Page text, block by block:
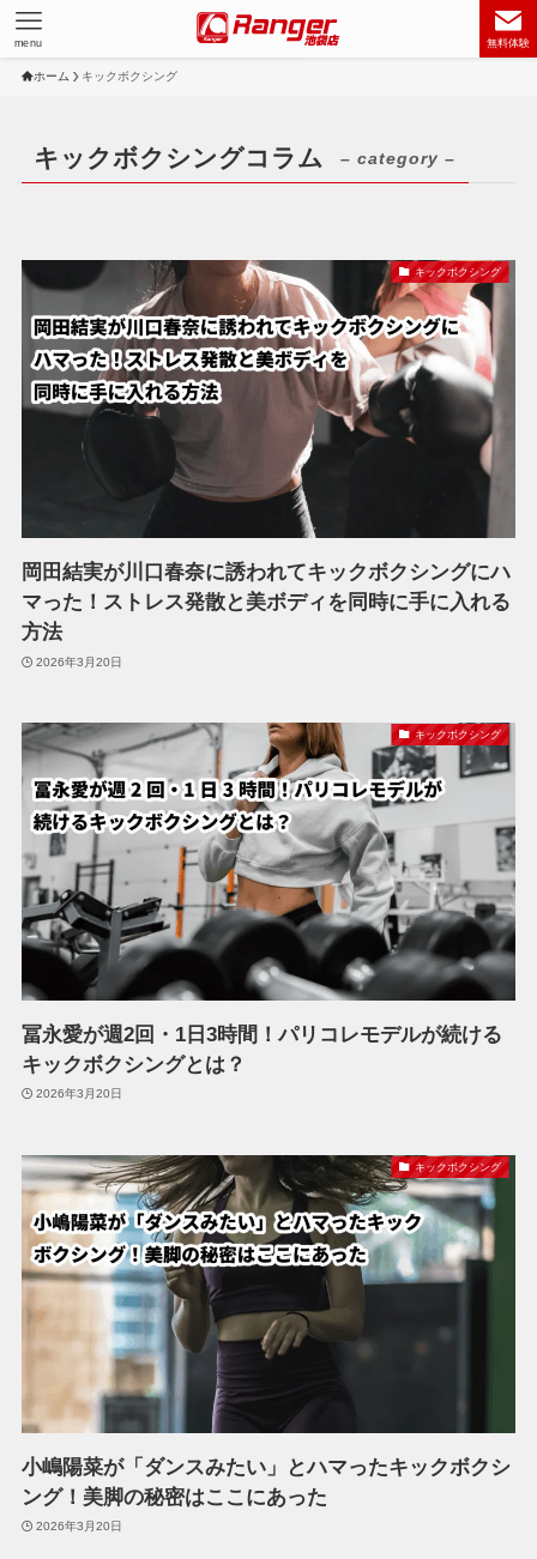
無料体験
menu
ホーム キックボクシング
キックボクシングコラム – category –
キックボクシング
岡田結実が川口春奈に誘われてキックボクシングにハ
マった！ストレス発散と美ボディを同時に手に入れる
方法
2026年3月20日
キックボクシング
冨永愛が週2回・1日3時間！パリコレモデルが続ける
キックボクシングとは？
2026年3月20日
キックボクシング
小嶋陽菜が「ダンスみたい」とハマったキックボクシ
ング！美脚の秘密はここにあった
2026年3月20日